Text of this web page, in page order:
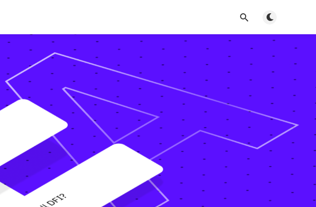
Toggle dark